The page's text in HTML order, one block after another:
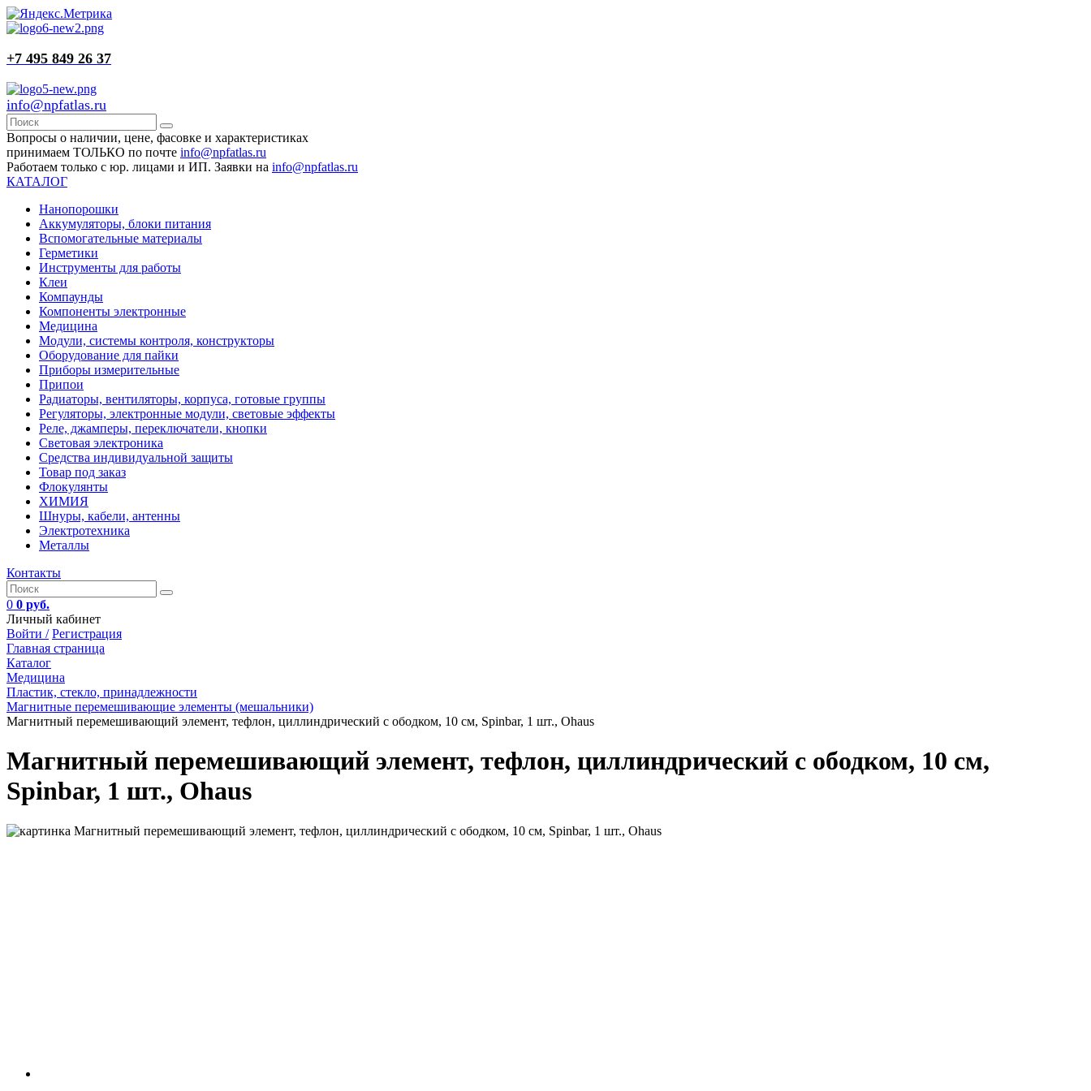
+7 495 849 26 37
info@npfatlas.ru
Вопросы о наличии, цене, фасовке и характеристиках
принимаем ТОЛЬКО по почте info@npfatlas.ru
Работаем только с юр. лицами и ИП. Заявки на info@npfatlas.ru
КАТАЛОГ
Нанопорошки
Аккумуляторы, блоки питания
Вспомогательные материалы
Герметики
Инструменты для работы
Клеи
Компаунды
Компоненты электронные
Медицина
Модули, системы контроля, конструкторы
Оборудование для пайки
Приборы измерительные
Припои
Радиаторы, вентиляторы, корпуса, готовые группы
Регуляторы, электронные модули, световые эффекты
Реле, джамперы, переключатели, кнопки
Световая электроника
Средства индивидуальной защиты
Товар под заказ
Флокулянты
ХИМИЯ
Шнуры, кабели, антенны
Электротехника
Металлы
Контакты
0 0 руб.
Личный кабинет
Войти / Регистрация
Главная страница
Каталог
Медицина
Пластик, стекло, принадлежности
Магнитные перемешивающие элементы (мешальники)
Магнитный перемешивающий элемент, тефлон, циллиндрический с ободком, 10 см, Spinbar, 1 шт., Ohaus
Магнитный перемешивающий элемент, тефлон, циллиндрический с ободком, 10 см,
Spinbar, 1 шт., Ohaus